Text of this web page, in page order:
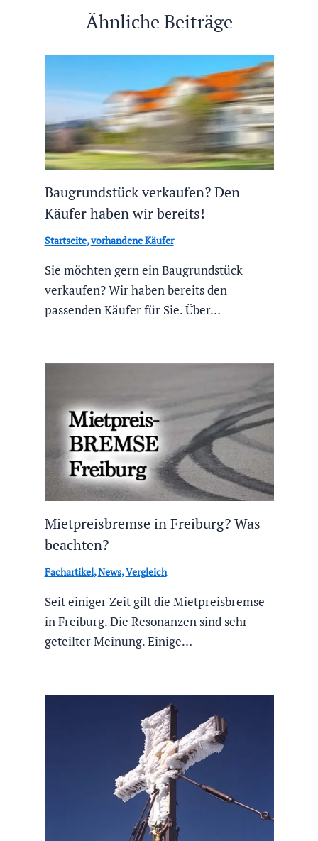
Ähnliche Beiträge
Baugrundstück verkaufen? Den
Käufer haben wir bereits!
Startseite,vorhandene Käufer
Sie möchten gern ein Baugrundstück
verkaufen? Wir haben bereits den
passenden Käufer für Sie. Über…
Mietpreisbremse in Freiburg? Was
beachten?
Fachartikel,News,Vergleich
Seit einiger Zeit gilt die Mietpreisbremse
in Freiburg. Die Resonanzen sind sehr
geteilter Meinung. Einige…